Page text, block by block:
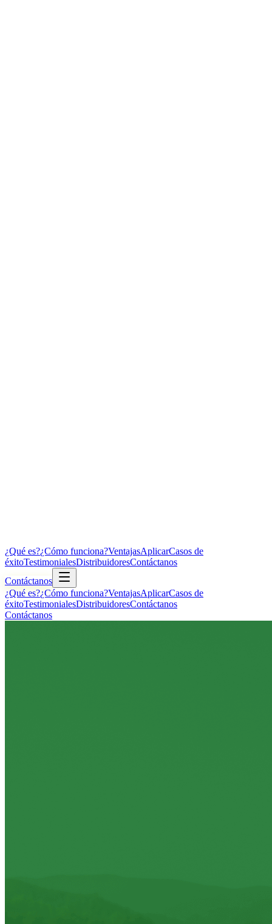
¿Qué es?¿Cómo funciona?VentajasAplicarCasos de
éxitoTestimonialesDistribuidoresContáctanos
Contáctanos
¿Qué es?¿Cómo funciona?VentajasAplicarCasos de
éxitoTestimonialesDistribuidoresContáctanos
Contáctanos